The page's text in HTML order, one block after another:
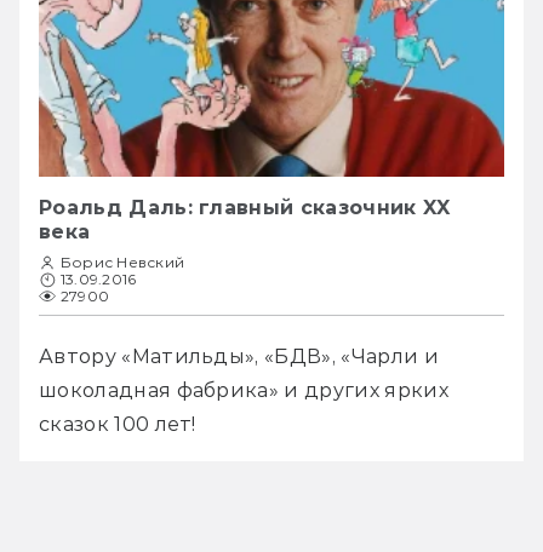
Роальд Даль: главный сказочник XX
века
Борис Невский
13.09.2016
27900
Автору «Матильды», «БДВ», «Чарли и
шоколадная фабрика» и других ярких
сказок 100 лет!